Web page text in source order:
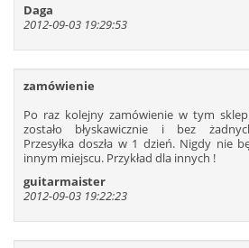
Daga
2012-09-03 19:29:53
zamówienie
Po raz kolejny zamówienie w tym
zostało błyskawicznie i bez
Przesyłka doszła w 1 dzień. Nigdy nie
innym miejscu. Przykład dla innych !
guitarmaister
2012-09-03 19:22:23